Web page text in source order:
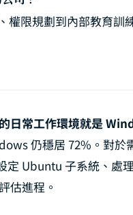
32
權限規劃到內部教育訓
日常工作環境就是
仍穩居 72%。對
定 Ubuntu 子系統、處
估進程。